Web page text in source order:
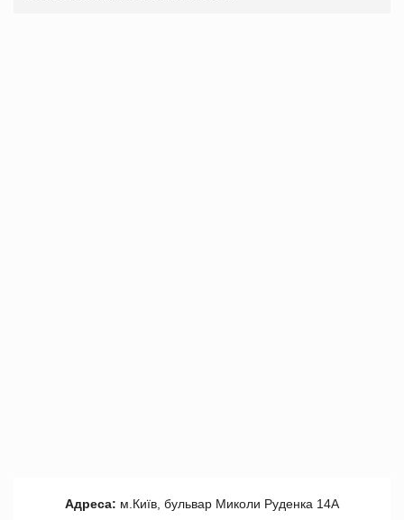
Адреса: м.Київ, бульвар Миколи Руденка 14А